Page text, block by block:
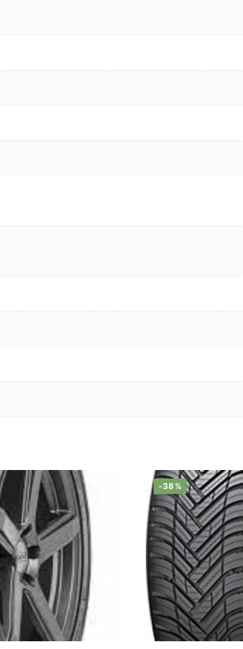
-38%